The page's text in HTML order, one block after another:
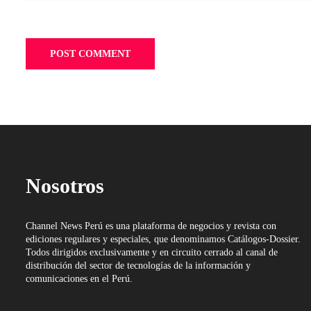
Nosotros
Channel News Perú es una plataforma de negocios y revista con
ediciones regulares y especiales, que denominamos Catálogos-Dossier.
Todos dirigidos exclusivamente y en circuito cerrado al canal de
distribución del sector de tecnologías de la información y
comunicaciones en el Perú.